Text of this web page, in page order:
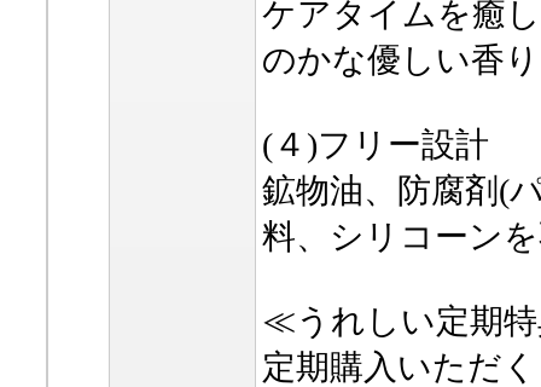
ケアタイムを癒
のかな優しい香
(４)フリー設計
鉱物油、防腐剤(
料、シリコーン
≪うれしい定期
定期購入いただ